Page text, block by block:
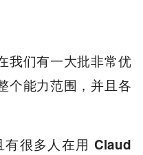
我们有一大批非常优
个能力范围，并且各
很多人在用 Claud